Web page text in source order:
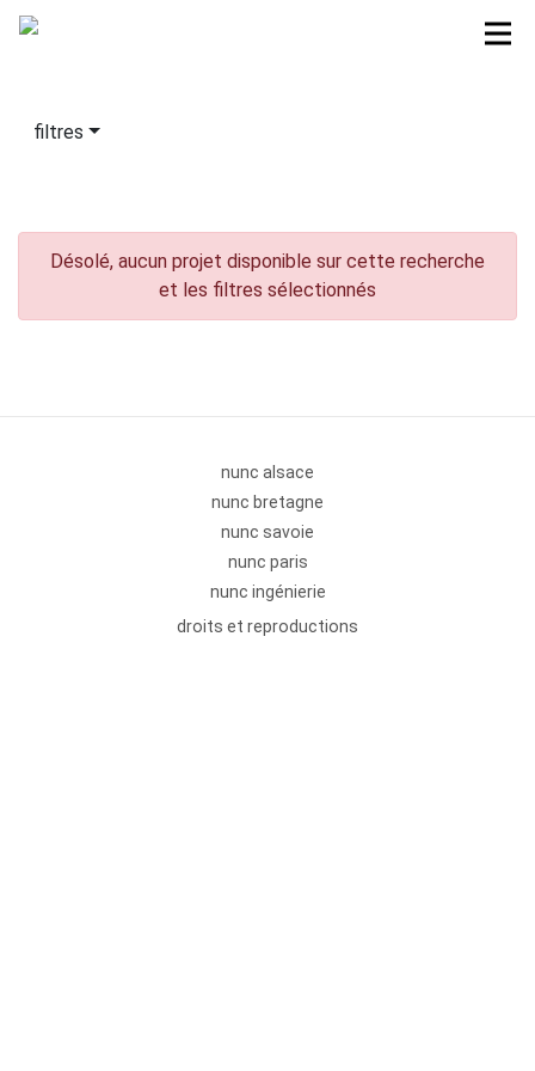
filtres
Désolé, aucun projet disponible sur cette recherche
et les filtres sélectionnés
nunc alsace
nunc bretagne
nunc savoie
nunc paris
nunc ingénierie
droits et reproductions